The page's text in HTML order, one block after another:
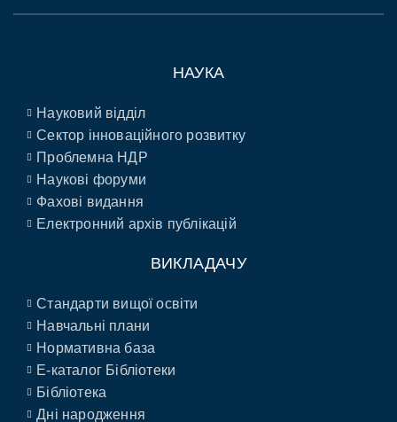
НАУКА
Науковий відділ
Сектор інноваційного розвитку
Проблемна НДР
Наукові форуми
Фахові видання
Електронний архів публікацій
ВИКЛАДАЧУ
Стандарти вищої освіти
Навчальні плани
Нормативна база
E-каталог Бібліотеки
Бібліотека
Дні народження